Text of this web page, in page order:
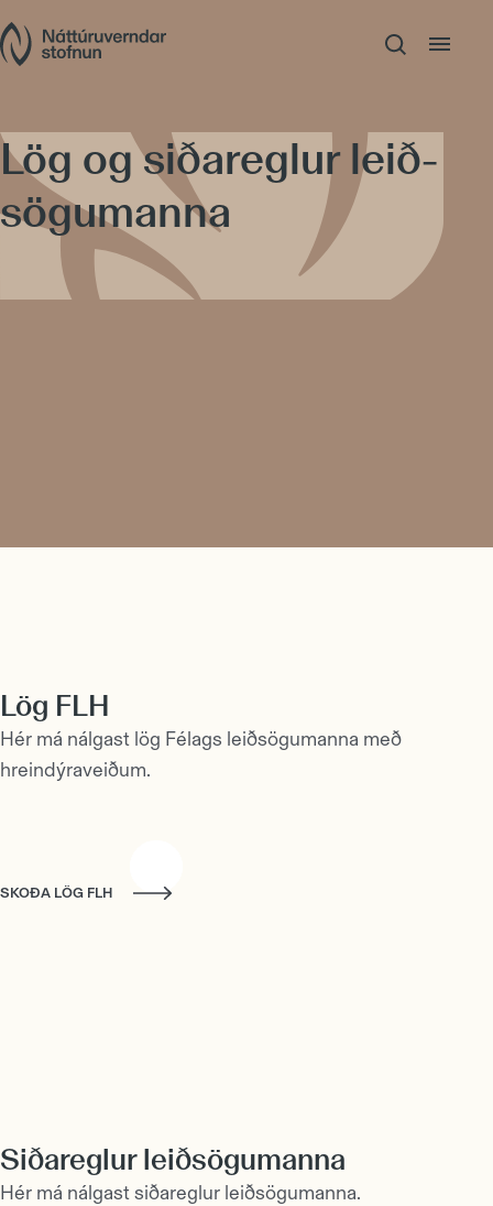
Lög og siða­reglur leið­
sögu­manna
Lög FLH
Hér má nálgast lög Félags leiðsögumanna með
hreindýraveiðum.
SKOÐA LÖG FLH
Siðareglur leiðsögumanna
Hér má nálgast siðareglur leiðsögumanna.